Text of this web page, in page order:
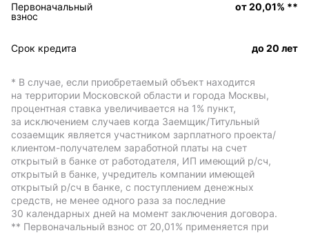
Первоначальный
взнос
от 20,01% **
Срок кредита до 20 лет
* В случае, если приобретаемый объект находится
на территории Московской области и города Москвы,
процентная ставка увеличивается на 1% пункт,
за исключением случаев когда Заемщик/Титульный
созаемщик является участником зарплатного проекта/
клиентом-получателем заработной платы на счет
открытый в банке от работодателя, ИП имеющий р/сч,
открытый в банке, учредитель компании имеющей
открытый р/сч в банке, с поступлением денежных
средств, не менее одного раза за последние
30 календарных дней на момент заключения договора.
** Первоначальный взнос от 20,01% применяется при